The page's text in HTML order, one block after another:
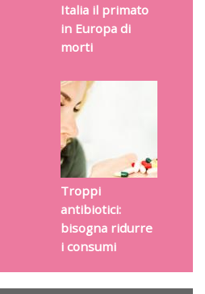
Italia il primato
in Europa di
morti
Troppi
antibiotici:
bisogna ridurre
i consumi